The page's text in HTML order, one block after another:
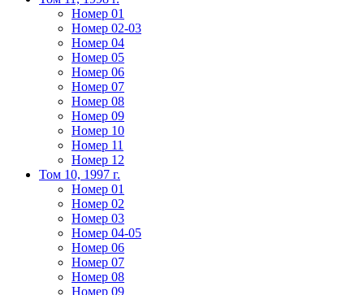
Номер 01
Номер 02-03
Номер 04
Номер 05
Номер 06
Номер 07
Номер 08
Номер 09
Номер 10
Номер 11
Номер 12
Том 10, 1997 г.
Номер 01
Номер 02
Номер 03
Номер 04-05
Номер 06
Номер 07
Номер 08
Номер 09